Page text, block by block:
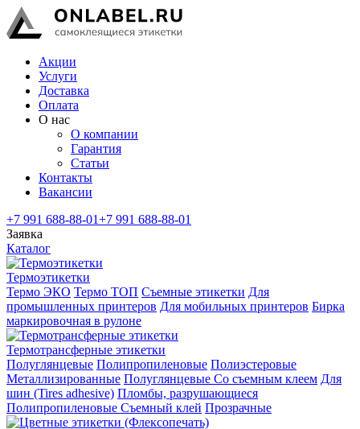
Акции
Услуги
Доставка
Оплата
О нас
О компании
Гарантия
Статьи
Контакты
Вакансии
+7 991 688-88-01+7 991 688-88-01
Заявка
Каталог
Термоэтикетки
Термо ЭКО Термо ТОП Съемные этикетки Для
промышленных принтеров Для мобильных принтеров Бирка
маркировочная в рулоне
Термотрансферные этикетки
Полуглянцевые Полипропиленовые Полиэстеровые
Металлизированные Полуглянцевые Со съемным клеем Для
шин (Tires adhesive) Пломбы, разрушающиеся
Полипропиленовые Съемный клей Прозрачные